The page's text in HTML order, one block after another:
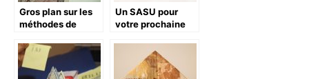
Gros plan sur les
méthodes de
patrimoine
Un SASU pour
votre prochaine
bonne ou une
mauvaise idée?